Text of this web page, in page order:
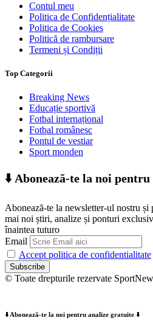
Contul meu
Politica de Confidențialitate
Politica de Cookies
Politică de rambursare
Termeni și Condiții
Top Categorii
Breaking News
Educație sportivă
Fotbal internațional
Fotbal românesc
Pontul de vestiar
Sport monden
⬇️ Abonează-te la noi
Abonează-te la newsletter-ul nostru și
mai noi știri, analize și ponturi
înaintea tuturo
Email
Accept politica de confidentialitate
© Toate drepturile rezervate
⬇️ Abonează-te la noi pentru analize gratuite ⬇️